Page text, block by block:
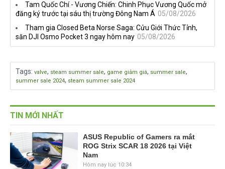
Tam Quốc Chí - Vương Chiến: Chinh Phục Vương Quốc mở
đăng ký trước tại sáu thị trường Đông Nam Á 05/08/2026
Tham gia Closed Beta Norse Saga: Cửu Giới Thức Tỉnh,
săn DJI Osmo Pocket 3 ngay hôm nay 05/08/2026
Tags: valve, steam summer sale, game giảm giá, summer sale,
summer sale 2024, steam summer sale 2024
TIN MỚI NHẤT
ASUS Republic of Gamers ra mắt
ROG Strix SCAR 18 2026 tại Việt
Nam
Hôm nay lúc 10:34